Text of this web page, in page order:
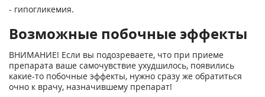
- гипогликемия.
Возможные побочные эффекты
ВНИМАНИЕ! Если вы подозреваете, что при приеме
препарата ваше самочувствие ухудшилось, появились
какие-то побочные эффекты, нужно сразу же обратиться
очно к врачу, назначившему препарат!